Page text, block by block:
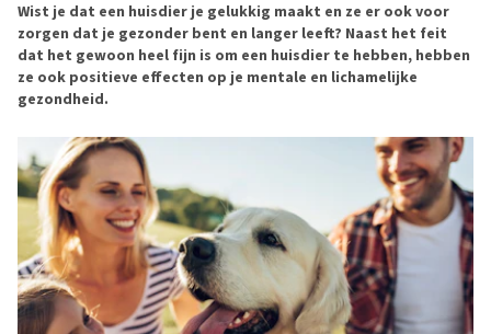
Wist je dat een huisdier je gelukkig maakt en ze er ook voor
zorgen dat je gezonder bent en langer leeft? Naast het feit
dat het gewoon heel fijn is om een huisdier te hebben, hebben
ze ook positieve effecten op je mentale en lichamelijke
gezondheid.